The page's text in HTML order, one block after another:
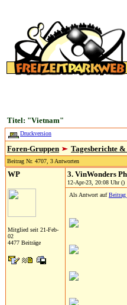
Titel: "Vietnam"
Druckversion
Foren-Gruppen Tagesberichte
Beitrag Nr. 4707, 3 Antworten
WP
Mitglied seit 21-Feb-
02
4477 Beiträge
3. VinWonders
12-Apr-23, 20:08 Uhr ()
Als Antwort auf